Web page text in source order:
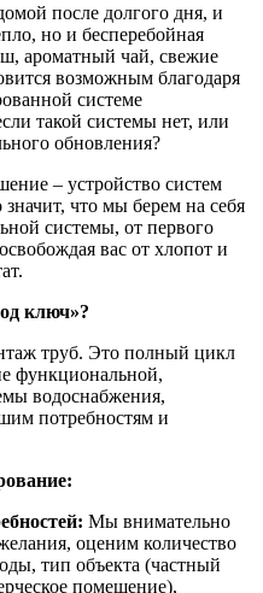
после долгого дня, и
но и бесперебойная
ароматный чай, свежие
возможным благодаря
системе
такой системы нет, или
обновления?
– устройство систем
что мы берем на себя
системы, от первого
вас от хлопот и
ключ»?
труб. Это полный цикл
функциональной,
водоснабжения,
потребностям и
Мы внимательно
оценим количество
тип объекта (частный
помещение),